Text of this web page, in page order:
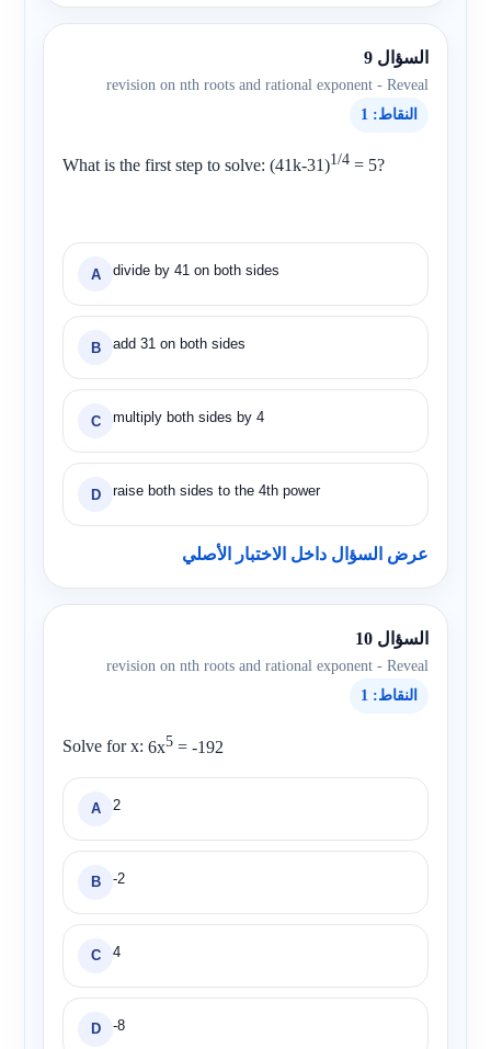
السؤال 9
revision on nth roots and rational exponent - Reveal
النقاط: 1
What is the first step to solve:(41k-31)1/4 = 5?
A divide by 41 on both sides
B add 31 on both sides
C multiply both sides by 4
D raise both sides to the 4th power
عرض السؤال داخل الاختبار الأصلي
السؤال 10
revision on nth roots and rational exponent - Reveal
النقاط: 1
Solve for x:6x5 = -192
A 2
B -2
C 4
D -8